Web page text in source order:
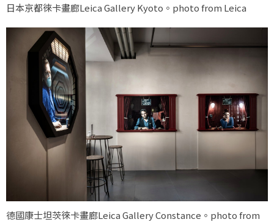
日本京都徠卡畫廊Leica Gallery Kyoto。photo from Leica
德國康士坦茨徠卡畫廊Leica Gallery Constance。photo from